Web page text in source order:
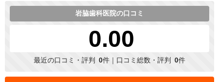
岩脇歯科医院の口コミ
0.00
最近の口コミ・評判 0件｜口コミ総数・評判 0件